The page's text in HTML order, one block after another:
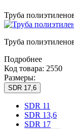
Труба
Труба
Подробнее
Код товара: 2550
Размеры:
SDR 17,6
SDR 11
SDR 13,6
SDR 17